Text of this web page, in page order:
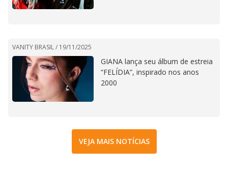
VANITY BRASIL / 19/11/2025
GIANA lança seu álbum de estreia
“FELÍDIA”, inspirado nos anos
2000
VEJA MAIS NOTÍCIAS